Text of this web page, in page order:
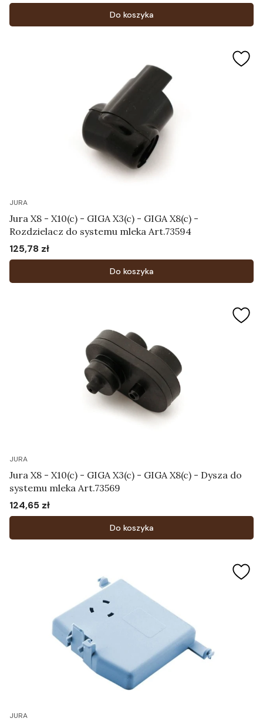
Do koszyka
JURA
Jura X8 - X10(c) - GIGA X3(c) - GIGA X8(c) -
Rozdzielacz do systemu mleka Art.73594
Cena
125,78 zł
Do koszyka
JURA
Jura X8 - X10(c) - GIGA X3(c) - GIGA X8(c) - Dysza do
systemu mleka Art.73569
Cena
124,65 zł
Do koszyka
JURA